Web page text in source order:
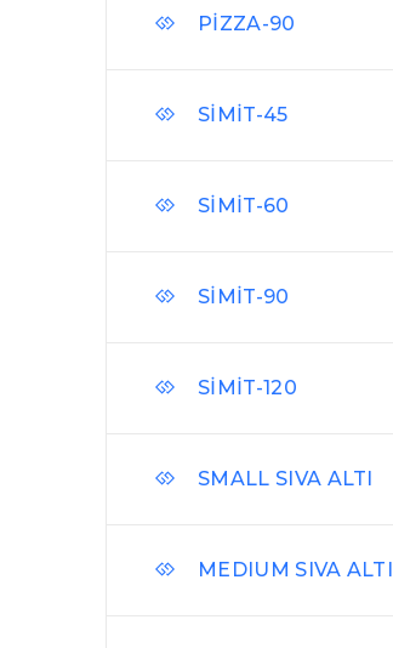
PİZZA-90
SİMİT-45
SİMİT-60
SİMİT-90
SİMİT-120
SMALL SIVA ALTI
MEDIUM SIVA ALTI